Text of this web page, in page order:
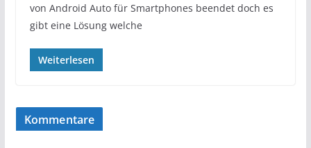
von Android Auto für Smartphones beendet doch es
gibt eine Lösung welche
Weiterlesen
Kommentare